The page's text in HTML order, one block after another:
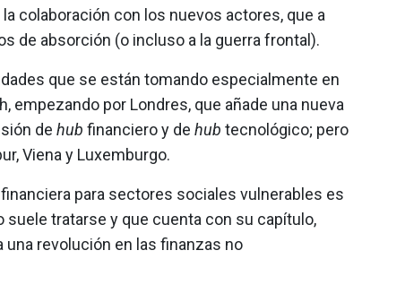
colaboración con los nuevos actores, que a
de absorción (o incluso a la guerra frontal).
que se están tomando especialmente en
empezando por Londres, que añade una nueva
de hub financiero y de hub tecnológico; pero
Viena y Luxemburgo.
para sectores sociales vulnerables es
tratarse y que cuenta con su capítulo,
revolución en las finanzas no